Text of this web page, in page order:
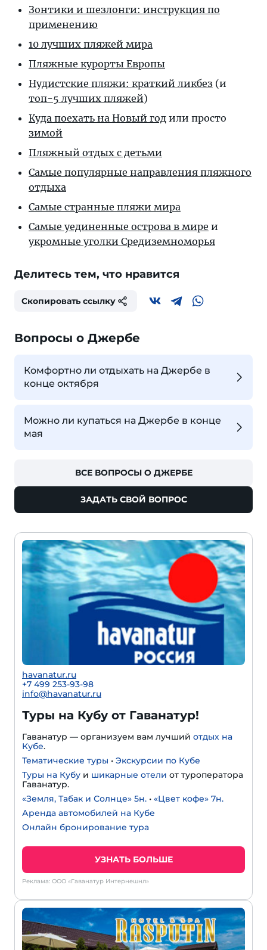
Зонтики и шезлонги: инструкция по
применению
10 лучших пляжей мира
Пляжные курорты Европы
Нудистские пляжи: краткий ликбез (и
топ-5 лучших пляжей)
Куда поехать на Новый год или просто
зимой
Пляжный отдых с детьми
Самые популярные направления пляжного
отдыха
Самые странные пляжи мира
Самые уединенные острова в мире и
укромные уголки Средиземноморья
Делитесь тем, что нравится
Скопировать ссылку
Вопросы о Джербе
Комфортно ли отдыхать на Джербе в
конце октября
Можно ли купаться на Джербе в конце
мая
ВСЕ ВОПРОСЫ О ДЖЕРБЕ
ЗАДАТЬ СВОЙ ВОПРОС
havanatur.ru
+7 499 253-93-98
info@havanatur.ru
Туры на Кубу от Гаванатур!
Гаванатур — организуем вам лучший отдых на
Кубе.
Тематические туры • Экскурсии по Кубе
Туры на Кубу и шикарные отели от туроператора
Гаванатур.
«Земля, Табак и Солнце» 5н. • «Цвет кофе» 7н.
Аренда автомобилей на Кубе
Онлайн бронирование тура
УЗНАТЬ БОЛЬШЕ
Реклама: ООО «Гаванатур Интернешнл»